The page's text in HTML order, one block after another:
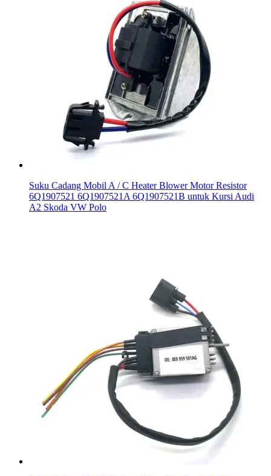
Suku Cadang Mobil A / C Heater Blower Motor Resistor
6Q1907521 6Q1907521A 6Q1907521B untuk Kursi Audi
A2 Skoda VW Polo